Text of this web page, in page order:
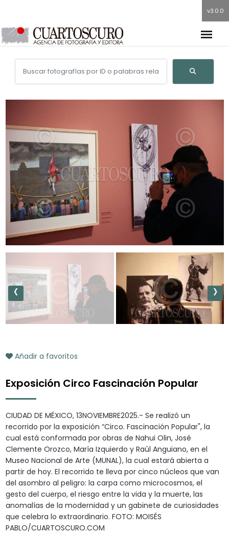
v3.0.0
‹ ›
Añadir a favoritos
Exposición Circo Fascinación Popular
CIUDAD DE MÉXICO, 13NOVIEMBRE2025.- Se realizó un
recorrido por la exposición “Circo. Fascinación Popular", la
cual está conformada por obras de Nahui Olin, José
Clemente Orozco, María Izquierdo y Raúl Anguiano, en el
Museo Nacional de Arte (MUNAL), la cual estará abierta a
partir de hoy. El recorrido te lleva por cinco núcleos que van
del asombro al peligro: la carpa como microcosmos, el
gesto del cuerpo, el riesgo entre la vida y la muerte, las
anomalías de la modernidad y un gabinete de curiosidades
que celebra lo extraordinario. FOTO: MOISÉS
PABLO/CUARTOSCURO.COM